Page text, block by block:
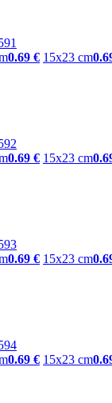
0.69 € 15x23 cm
0.69 € 15x23 cm
0.69 € 15x23 cm
0.69 € 15x23 cm